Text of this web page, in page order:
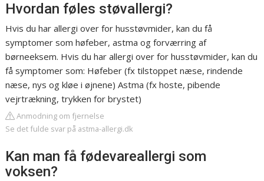
Hvordan føles støvallergi?
Hvis du har allergi over for husstøvmider, kan du få
symptomer som høfeber, astma og forværring af
børneeksem. Hvis du har allergi over for husstøvmider, kan du
få symptomer som: Høfeber (fx tilstoppet næse, rindende
næse, nys og kløe i øjnene) Astma (fx hoste, pibende
vejrtrækning, trykken for brystet)
Anmodning om fjernelse
Se det fulde svar på astma-allergi.dk
Kan man få fødevareallergi som
voksen?